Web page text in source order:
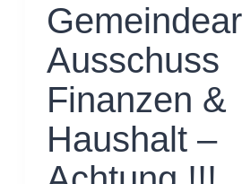
Ausschuss
Finanzen &
Haushalt –